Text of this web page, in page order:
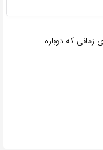
زمانی که دوباره